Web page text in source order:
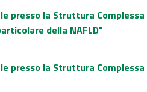
presso la Struttura Complessa
della NAFLD"
presso la Struttura Complessa